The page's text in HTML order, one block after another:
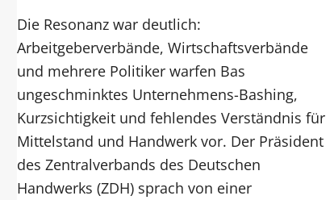
Die Resonanz war deutlich:
Arbeitgeberverbände, Wirtschaftsverbände
und mehrere Politiker warfen Bas
ungeschminktes Unternehmens-Bashing,
Kurzsichtigkeit und fehlendes Verständnis für
Mittelstand und Handwerk vor. Der Präsident
des Zentralverbands des Deutschen
Handwerks (ZDH) sprach von einer